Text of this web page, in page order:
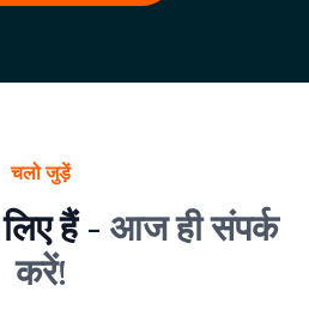
चलो जुड़ें
हैं - आज ही संपर्क
करें!